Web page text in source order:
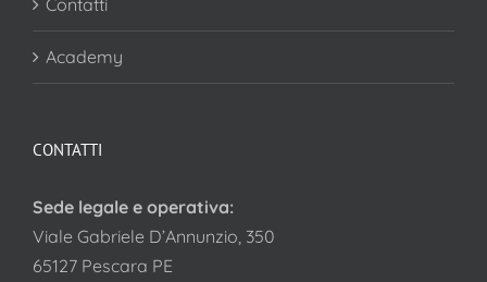
Academy
CONTATTI
Sede legale e operativa:
Viale Gabriele D’Annunzio, 350
65127 Pescara PE